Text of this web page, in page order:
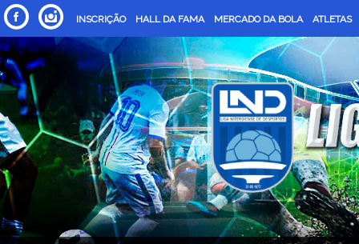
INSCRIÇÃO HALL DA FAMA MERCADO DA BOLA ATLETAS